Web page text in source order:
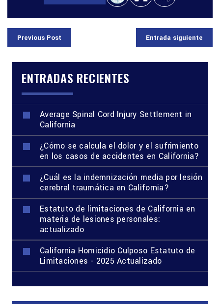
Previous Post Entrada siguiente
ENTRADAS RECIENTES
Average Spinal Cord Injury Settlement in
California
¿Cómo se calcula el dolor y el sufrimiento
en los casos de accidentes en California?
¿Cuál es la indemnización media por lesión
cerebral traumática en California?
Estatuto de limitaciones de California en
materia de lesiones personales:
actualizado
California Homicidio Culposo Estatuto de
Limitaciones - 2025 Actualizado